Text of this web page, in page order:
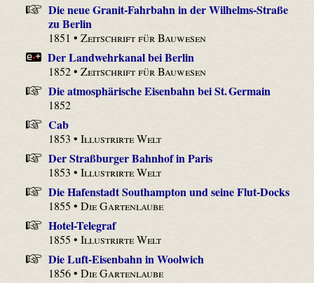
Die neue Granit-Fahrbahn in der Wilhelms-Straße
zu Berlin
1851 •Zeitschrift für Bauwesen
Der Landwehrkanal bei Berlin
1852 •Zeitschrift für Bauwesen
Die atmosphärische Eisenbahn bei St. Germain
1852
Cab
1853 •Illustrirte Welt
Der Straßburger Bahnhof in Paris
1853 •Illustrirte Welt
Die Hafenstadt Southampton und seine Flut-Docks
1855 •Die Gartenlaube
Hotel-Telegraf
1855 •Illustrirte Welt
Die Luft-Eisenbahn in Woolwich
1856 •Die Gartenlaube